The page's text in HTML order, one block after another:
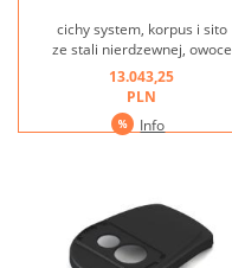
cichy system, korpus i sito
ze stali nierdzewnej, owoce
od Ø 50 mm do Ø 75 mm.
Dwa litry soku w zaledwie
minutę, ponad 10 kg
owoców i warzyw dziennie.
13.043,25
PLN
Info